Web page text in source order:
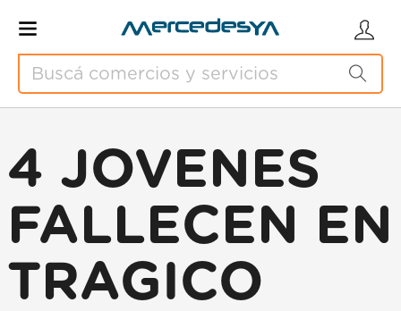
4 JOVENES
FALLECEN EN
TRAGICO